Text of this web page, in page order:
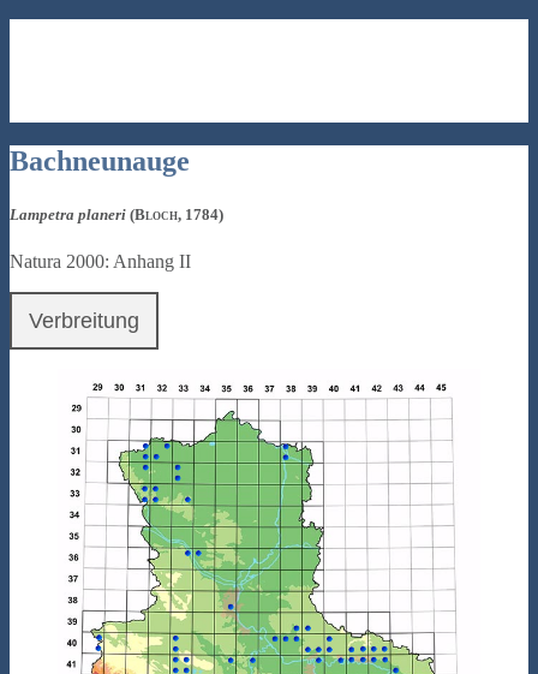
Bachneunauge
Lampetra planeri (Bloch, 1784)
Natura 2000: Anhang II
Verbreitung